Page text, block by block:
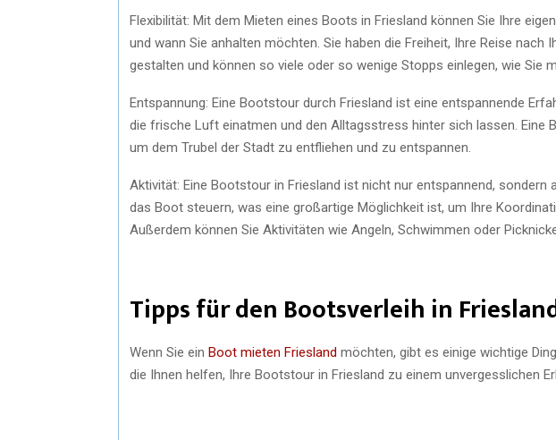
Flexibilität: Mit dem Mieten eines Boots in Friesland können Sie Ihre
und wann Sie anhalten möchten. Sie haben die Freiheit, Ihre Reise nach
gestalten und können so viele oder so wenige Stopps einlegen, wie Sie
Entspannung: Eine Bootstour durch Friesland ist eine entspannende
die frische Luft einatmen und den Alltagsstress hinter sich lassen. Eine
um dem Trubel der Stadt zu entfliehen und zu entspannen.
Aktivität: Eine Bootstour in Friesland ist nicht nur entspannend, sondern
das Boot steuern, was eine großartige Möglichkeit ist, um Ihre
Außerdem können Sie Aktivitäten wie Angeln, Schwimmen oder
Tipps für den Bootsverleih in
Wenn Sie ein Boot mieten Friesland möchten, gibt es einige wichtige
die Ihnen helfen, Ihre Bootstour in Friesland zu einem unvergesslichen